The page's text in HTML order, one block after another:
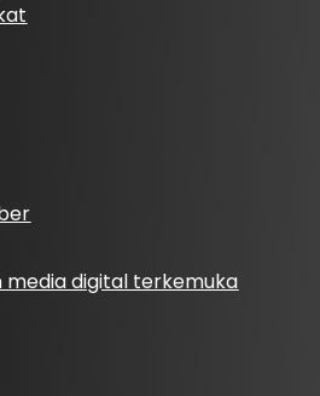
digital terkemuka